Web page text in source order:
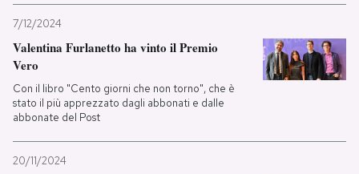
7/12/2024
Valentina Furlanetto ha vinto il Premio
Vero
Con il libro "Cento giorni che non torno", che è
stato il più apprezzato dagli abbonati e dalle
abbonate del Post
20/11/2024